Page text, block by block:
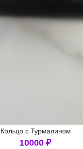
Кольцо с Турмалином
10000 ₽